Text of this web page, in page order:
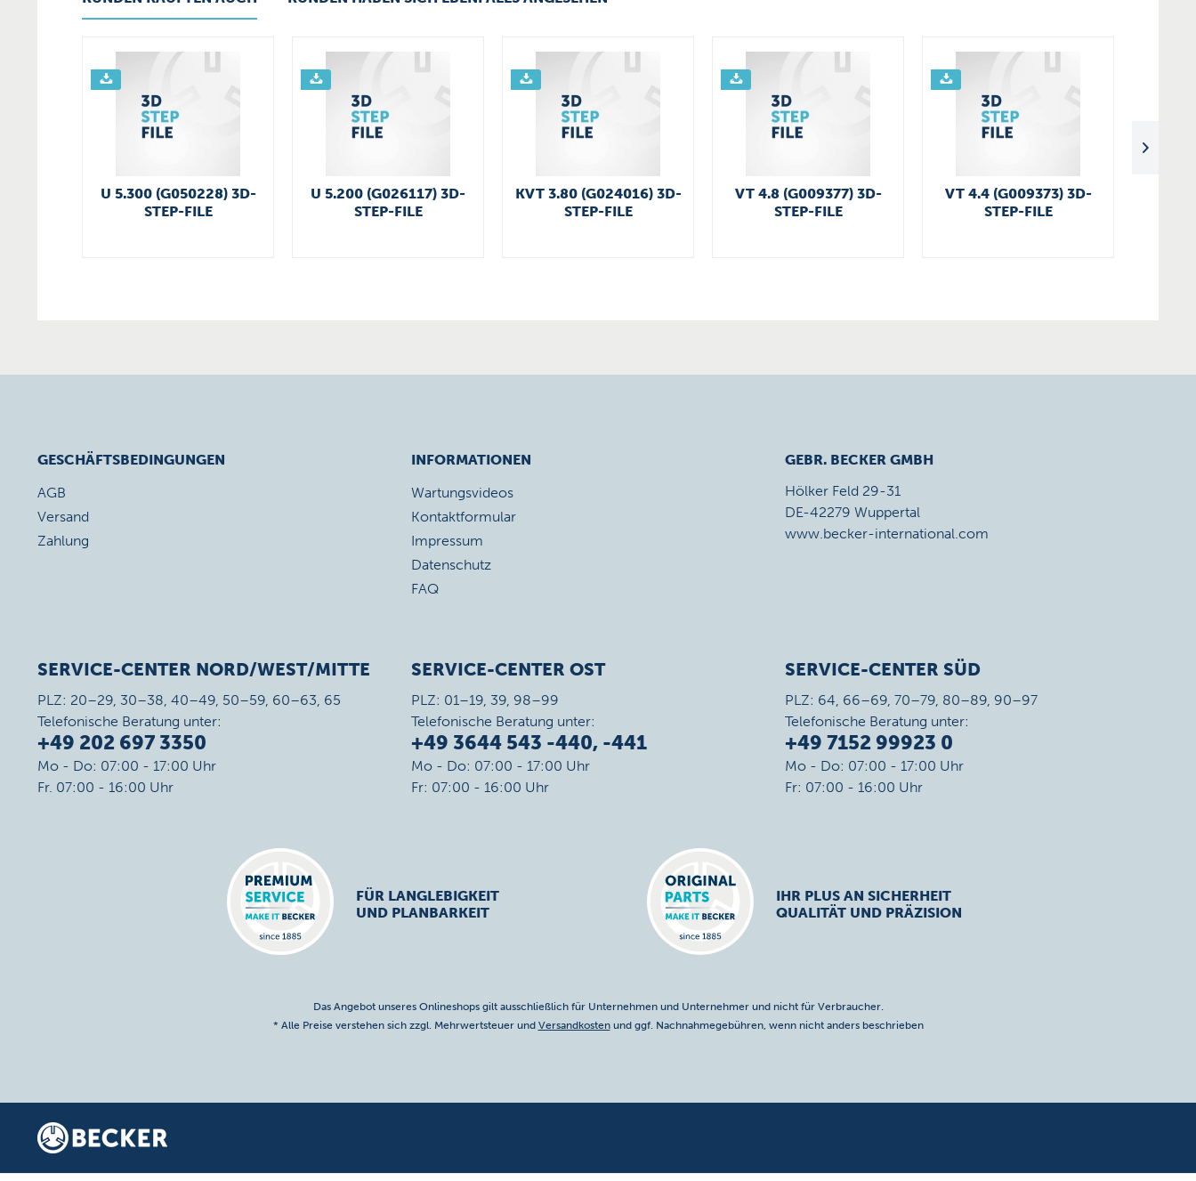
U 5.300 (G050228) 3D-
STEP-FILE
U 5.200 (G026117) 3D-
STEP-FILE
KVT 3.80 (G024016) 3D-
STEP-FILE
VT 4.8 (G009377) 3D-
STEP-FILE
VT 4.4 (G009373) 3D-
STEP-FILE
GESCHÄFTSBEDINGUNGEN
AGB
Versand
Zahlung
INFORMATIONEN
Wartungsvideos
Kontaktformular
Impressum
Datenschutz
FAQ
GEBR. BECKER GMBH
Hölker Feld 29-31
DE-42279 Wuppertal
www.becker-international.com
SERVICE-CENTER NORD/WEST/MITTE
PLZ: 20–29, 30–38, 40–49, 50–59, 60–63, 65
Telefonische Beratung unter:
+49 202 697 3350
Mo - Do: 07:00 - 17:00 Uhr
Fr. 07:00 - 16:00 Uhr
SERVICE-CENTER OST
PLZ: 01–19, 39, 98–99
Telefonische Beratung unter:
+49 3644 543 -440, -441
Mo - Do: 07:00 - 17:00 Uhr
Fr: 07:00 - 16:00 Uhr
SERVICE-CENTER SÜD
PLZ: 64, 66–69, 70–79, 80–89, 90–97
Telefonische Beratung unter:
+49 7152 99923 0
Mo - Do: 07:00 - 17:00 Uhr
Fr: 07:00 - 16:00 Uhr
FÜR LANGLEBIGKEIT
UND PLANBARKEIT
IHR PLUS AN SICHERHEIT
QUALITÄT UND PRÄZISION
Das Angebot unseres Onlineshops gilt ausschließlich für Unternehmen und Unternehmer und nicht für Verbraucher.
* Alle Preise verstehen sich zzgl. Mehrwertsteuer und Versandkostenund ggf. Nachnahmegebühren, wenn nicht anders beschrieben